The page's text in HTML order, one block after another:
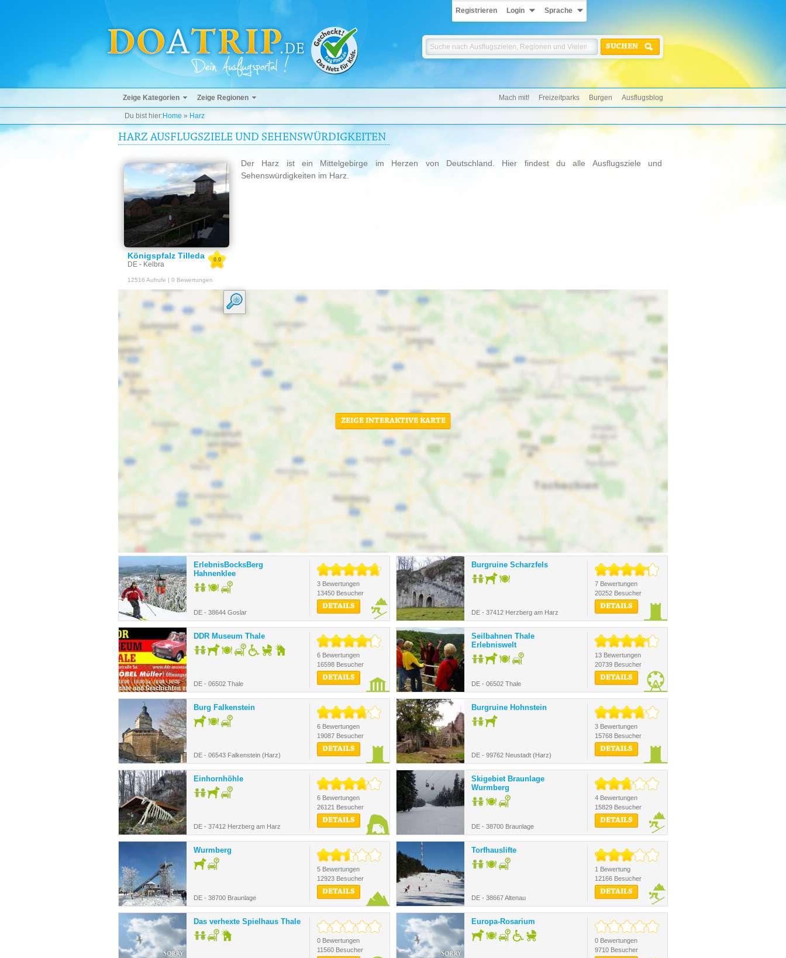
Registrieren Login Sprache
SUCHEN
Zeige Kategorien Zeige Regionen Mach mit! Freizeitparks Burgen Ausflugsblog
Du bist hier:Home » Harz
HARZ AUSFLUGSZIELE UND SEHENSWÜRDIGKEITEN
Königspfalz Tilleda
DE - Kelbra
0.0
12516 Aufrufe | 0 Bewertungen
Der Harz ist ein Mittelgebirge im Herzen von Deutschland. Hier findest du alle Ausflugsziele und
Sehenswürdigkeiten im Harz.
ZEIGE INTERAKTIVE KARTE
ErlebnisBocksBerg
Hahnenklee
DE - 38644 Goslar
3 Bewertungen
13450 Besucher
DETAILS
Burgruine Scharzfels
DE - 37412 Herzberg am Harz
7 Bewertungen
20252 Besucher
DETAILS
DDR Museum Thale
DE - 06502 Thale
6 Bewertungen
16598 Besucher
DETAILS
Seilbahnen Thale
Erlebniswelt
DE - 06502 Thale
13 Bewertungen
20739 Besucher
DETAILS
Burg Falkenstein
DE - 06543 Falkenstein (Harz)
6 Bewertungen
19087 Besucher
DETAILS
Burgruine Hohnstein
DE - 99762 Neustadt (Harz)
3 Bewertungen
15768 Besucher
DETAILS
Einhornhöhle
DE - 37412 Herzberg am Harz
6 Bewertungen
26121 Besucher
DETAILS
Skigebiet Braunlage
Wurmberg
DE - 38700 Braunlage
4 Bewertungen
15829 Besucher
DETAILS
Wurmberg
DE - 38700 Braunlage
5 Bewertungen
12923 Besucher
DETAILS
Torfhauslifte
DE - 38667 Altenau
1 Bewertung
12166 Besucher
DETAILS
Das verhexte Spielhaus Thale
0 Bewertungen
11560 Besucher
Europa-Rosarium
0 Bewertungen
9710 Besucher